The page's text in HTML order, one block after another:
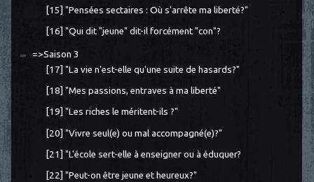
[15] "Pensées sectaires : Où s'arrête ma liberté?"
[16] "Qui dit "jeune" dit-il forcément "con"?
=>Saison 3
[17] "La vie n'est-elle qu'une suite de hasards?"
[18] "Mes passions, entraves à ma liberté"
[19] "Les riches le méritent-ils ?"
[20] "Vivre seul(e) ou mal accompagné(e)?"
[21] "L'école sert-elle à enseigner ou à éduquer?
[22] "Peut-on être jeune et heureux?"